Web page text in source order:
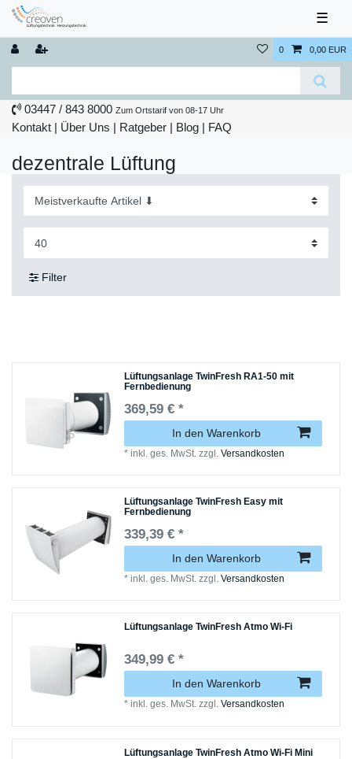
☰
0 0,00 EUR
03447 / 843 8000 Zum Ortstarif von 08-17 Uhr
Kontakt | Über Uns | Ratgeber | Blog | FAQ
dezentrale Lüftung
Filter
Lüftungsanlage TwinFresh RA1-50 mit
Fernbedienung
369,59 € *
In den Warenkorb
*inkl. ges. MwSt. zzgl.Versandkosten
Lüftungsanlage TwinFresh Easy mit
Fernbedienung
339,39 € *
In den Warenkorb
*inkl. ges. MwSt. zzgl.Versandkosten
Lüftungsanlage TwinFresh Atmo Wi-Fi
349,99 € *
In den Warenkorb
*inkl. ges. MwSt. zzgl.Versandkosten
Lüftungsanlage TwinFresh Atmo Wi-Fi Mini